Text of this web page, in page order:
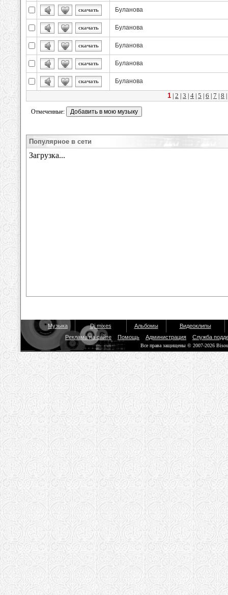
скачать Буланова
скачать Буланова
скачать Буланова
скачать Буланова
скачать Буланова
1 2 3 4 5 6 7 8
Отмеченные:
Популярное в сети
Музыка Dj mixes Альбомы
Видеоклипы
Реклама на сайте
Помощь Администрация Служба
Все права защищены © 2007-2026